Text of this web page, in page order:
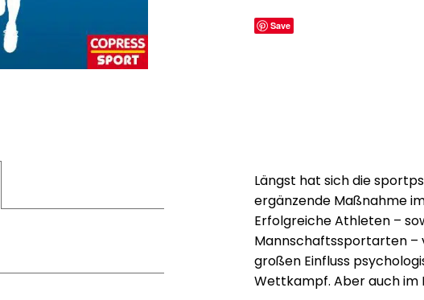
Save
Längst hat sich die
ergänzende Maßnahme
Erfolgreiche Athleten –
Mannschaftssportarten –
großen Einfluss
Wettkampf. Aber auch im